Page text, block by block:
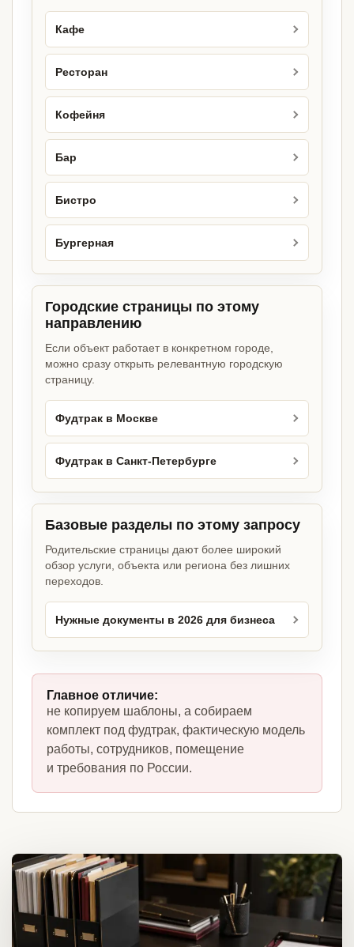
Кафе
Ресторан
Кофейня
Бар
Бистро
Бургерная
Городские страницы по этому
направлению
Если объект работает в конкретном городе,
можно сразу открыть релевантную городскую
страницу.
Фудтрак в Москве
Фудтрак в Санкт-Петербурге
Базовые разделы по этому запросу
Родительские страницы дают более широкий
обзор услуги, объекта или региона без лишних
переходов.
Нужные документы в 2026 для бизнеса
Главное отличие:
не копируем шаблоны, а собираем
комплект под фудтрак, фактическую модель
работы, сотрудников, помещение
и требования по России.